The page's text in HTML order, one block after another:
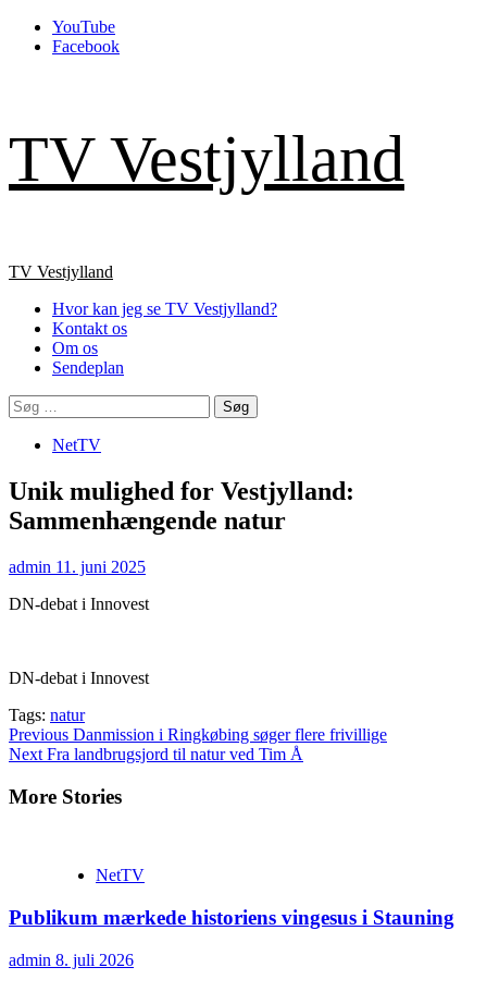
Skip
YouTube
Facebook
TV Vestjylland
Primary
TV Vestjylland
Hvor kan jeg se TV Vestjylland?
Kontakt os
Om os
Sendeplan
Søg
efter:
NetTV
Unik mulighed for Vestjylland:
Sammenhængende natur
admin 11. juni 2025
DN-debat i Innovest
DN-debat i Innovest
Tags: natur
Continue
Reading
Previous Danmission i Ringkøbing søger flere frivillige
Next Fra landbrugsjord til natur ved Tim Å
More Stories
NetTV
Publikum mærkede historiens vingesus i Stauning
admin 8. juli 2026